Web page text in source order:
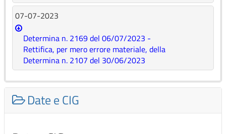
07-07-2023
Determina n. 2169 del 06/07/2023 -
Rettifica, per mero errore materiale, della
Determina n. 2107 del 30/06/2023
Date e CIG